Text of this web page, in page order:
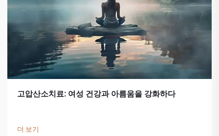
고압산소치료: 여성 건강과 아름움을 강화하다
더 보기